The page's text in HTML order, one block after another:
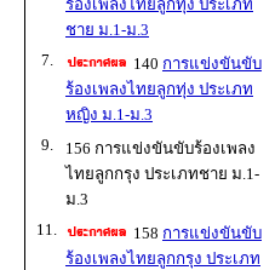
ร้องเพลงไทยลูกทุ่ง ประเภท
ชาย ม.1-ม.3
7.
140 การแข่งขันขับ
ร้องเพลงไทยลูกทุ่ง ประเภท
หญิง ม.1-ม.3
9.
156 การแข่งขันขับร้องเพลง
ไทยลูกกรุง ประเภทชาย ม.1-
ม.3
11.
158 การแข่งขันขับ
ร้องเพลงไทยลูกกรุง ประเภท